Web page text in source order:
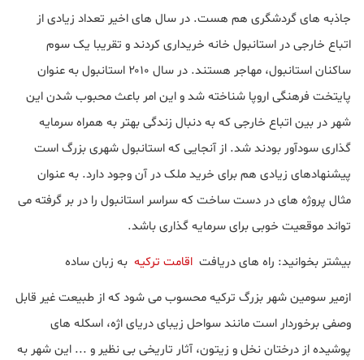
جاذبه های گردشگری هم هست. در سال های اخیر تعداد زیادی از
اتباع خارجی در استانبول خانه خریداری کردند و تقریبا یک سوم
ساکنان استانبول، مهاجر هستند. در سال ۲۰۱۰ استانبول به عنوان
پایتخت فرهنگی اروپا شناخته شد و این امر باعث محبوب شدن این
شهر در بین اتباع خارجی که به دنبال زندگی بهتر به همراه سرمایه
گذاری سودآور بودند شد. از آنجایی که استانبول شهری بزرگ است
پیشنهادهای زیادی هم برای خرید ملک در آن وجود دارد. به عنوان
مثال پروژه های در دست ساخت که سراسر استانبول را در بر گرفته می
تواند موقعیت خوبی برای سرمایه گذاری باشد.
بیشتر بخوانید: راه های دریافت اقامت ترکیه به زبان ساده
ازمیر سومین شهر بزرگ ترکیه محسوب می شود که از طبیعت غیر قابل
وصفی برخوردار است مانند سواحل زیبای دریای اژه، اسکله های
پوشیده از درختان نخل و زیتون، آثار تاریخی بی نظیر و ... این شهر به